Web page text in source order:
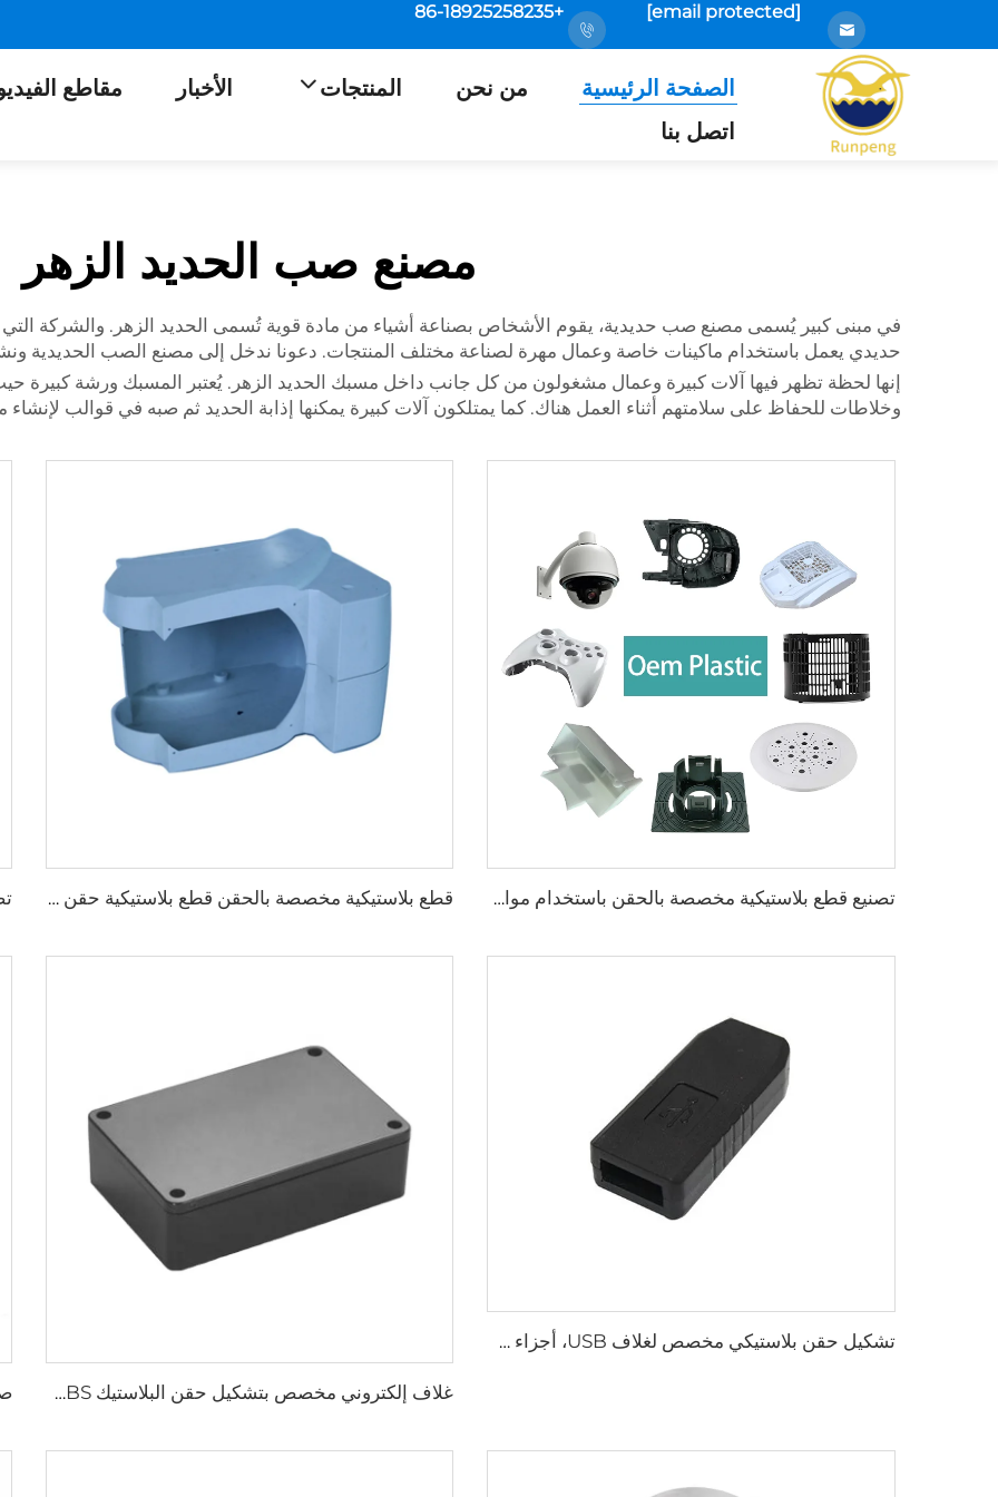
[email protected]
+86-18925258235
الصفحة الرئيسية من نحن المنتجات الأخبار
مقاطع
اتصل بنا
مصنع صب الحديد الزهر
في مبنى كبير يُسمى مصنع صب حديدية، يقوم الأشخاص بصناعة أشياء من مادة قوية تُسمى الحديد الزهر. والشركة
حديدي يعمل باستخدام ماكينات خاصة وعمال مهرة لصناعة مختلف المنتجات. دعونا ندخل إلى مصنع الصب الحديدية
إنها لحظة تظهر فيها آلات كبيرة وعمال مشغولون من كل جانب داخل مسبك الحديد الزهر. يُعتبر المسبك ورشة كبيرة
وخلاطات للحفاظ على سلامتهم أثناء العمل هناك. كما يمتلكون آلات كبيرة يمكنها إذابة الحديد ثم صبه في قوالب
تصنيع قطع بلاستيكية مخصصة بالحقن باستخدام مواد ABS وPC وPP وPOM لغلاف أجهزة إلكترونية قطع بلاستيكية مخصصة بالحقن قطع بلاستيكية حقن مخصصة
تشكيل حقن بلاستيكي مخصص لغلاف USB، أجزاء حقن بلاستيكية مخصصة من ABS وPC
غلاف إلكتروني مخصص بتشكيل حقن البلاستيك ABS، صندوق توصيل بلاستيكي لإجهزة إلكترونية